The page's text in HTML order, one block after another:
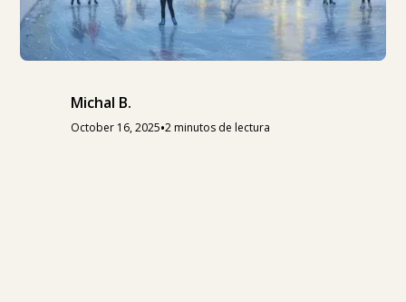
Michal B.
October 16, 2025•2 minutos de lectura